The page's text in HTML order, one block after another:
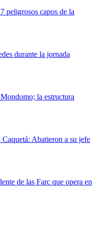
peligrosos capos de la
durante la jornada
la estructura
Abatieron a su jefe
de las Farc que opera en